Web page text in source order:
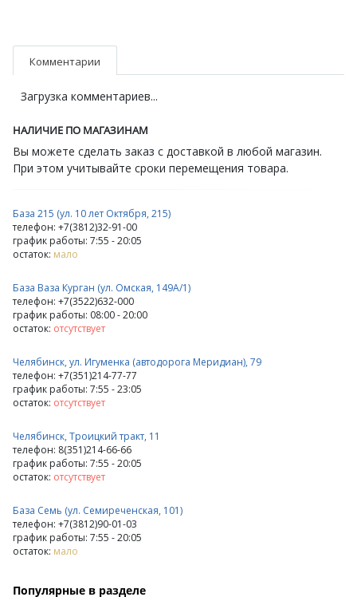
Комментарии
Загрузка комментариев...
НАЛИЧИЕ ПО МАГАЗИНАМ
Вы можете сделать заказ с доставкой в любой магазин.
При этом учитывайте сроки перемещения товара.
База 215 (ул. 10 лет Октября, 215)
телефон: +7(3812)32-91-00
график работы: 7:55 - 20:05
остаток: мало
База Ваза Курган (ул. Омская, 149А/1)
телефон: +7(3522)632-000
график работы: 08:00 - 20:00
остаток: отсутствует
Челябинск, ул. Игуменка (автодорога Меридиан), 79
телефон: +7(351)214-77-77
график работы: 7:55 - 23:05
остаток: отсутствует
Челябинск, Троицкий тракт, 11
телефон: 8(351)214-66-66
график работы: 7:55 - 20:05
остаток: отсутствует
База Семь (ул. Семиреченская, 101)
телефон: +7(3812)90-01-03
график работы: 7:55 - 20:05
остаток: мало
Популярные в разделе